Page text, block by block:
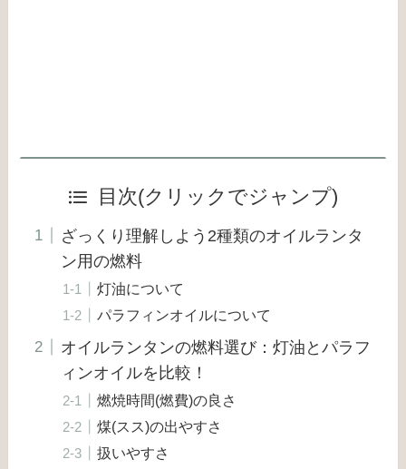
目次(クリックでジャンプ)
ざっくり理解しよう2種類のオイルランタ
ン用の燃料
灯油について
パラフィンオイルについて
オイルランタンの燃料選び：灯油とパラフ
ィンオイルを比較！
燃焼時間(燃費)の良さ
煤(スス)の出やすさ
扱いやすさ